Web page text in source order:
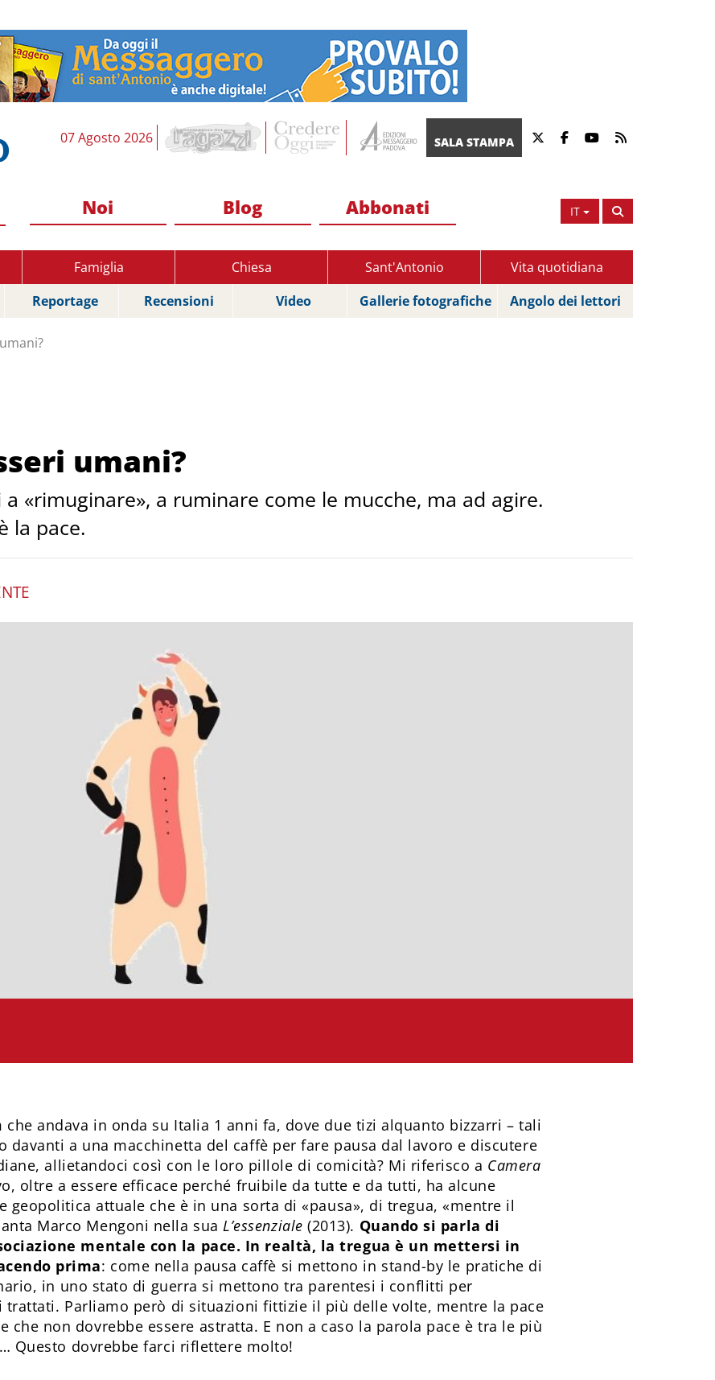
07 Agosto 2026 SALA STAMPA
IT
Noi Blog Abbonati
Famiglia Chiesa Sant'Antonio
Vita quotidiana
Reportage Recensioni Video Gallerie fotografiche Angolo dei lettori
umani?
«rimuginare», a ruminare come le mucche, ma ad agire.
la pace.
andava in onda su Italia 1 anni fa, dove due tizi alquanto bizzarri – tali
davanti a una macchinetta del caffè per fare pausa dal lavoro e discutere
allietandoci così con le loro pillole di comicità? Mi riferisco a Camera
oltre a essere efficace perché fruibile da tutte e da tutti, ha alcune
geopolitica attuale che è in una sorta di «pausa», di tregua, «mentre il
Marco Mengoni nella suaL’essenziale (2013). Quando si parla di
mentale con la pace. In realtà, la tregua è un mettersi in
prima: come nella pausa caffè si mettono in stand-by le pratiche di
in uno stato di guerra si mettono tra parentesi i conflitti per
trattati. Parliamo però di situazioni fittizie il più delle volte, mentre la pace
che non dovrebbe essere astratta. E non a caso la parola pace è tra le più
Questo dovrebbe farci riflettere molto!